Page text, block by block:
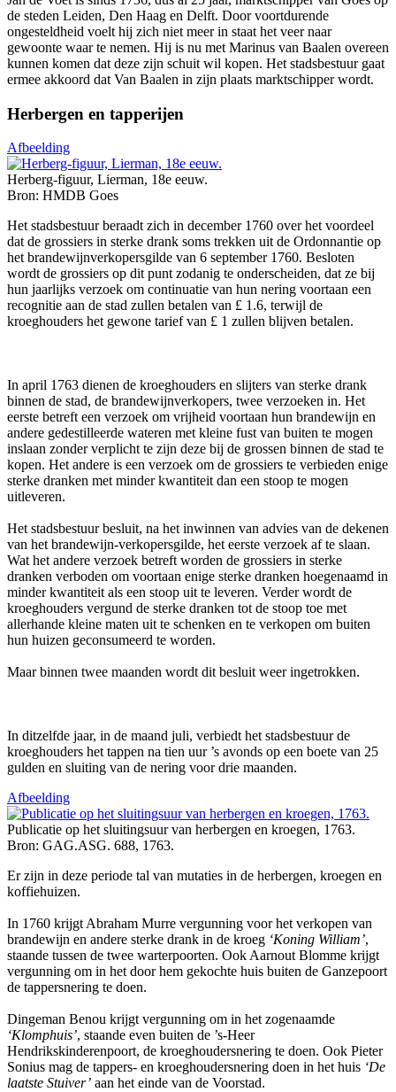
de steden Leiden, Den Haag en Delft. Door voortdurende
ongesteldheid voelt hij zich niet meer in staat het veer naar
gewoonte waar te nemen. Hij is nu met Marinus van Baalen overeen
kunnen komen dat deze zijn schuit wil kopen. Het stadsbestuur gaat
ermee akkoord dat Van Baalen in zijn plaats marktschipper wordt.
Herbergen en tapperijen
Afbeelding
Herberg-figuur, Lierman, 18e eeuw.
Bron: HMDB Goes
Het stadsbestuur beraadt zich in december 1760 over het voordeel
dat de grossiers in sterke drank soms trekken uit de Ordonnantie op
het brandewijnverkopersgilde van 6 september 1760. Besloten
wordt de grossiers op dit punt zodanig te onderscheiden, dat ze bij
hun jaarlijks verzoek om continuatie van hun nering voortaan een
recognitie aan de stad zullen betalen van £ 1.6, terwijl de
kroeghouders het gewone tarief van £ 1 zullen blijven betalen.
In april 1763 dienen de kroeghouders en slijters van sterke drank
binnen de stad, de brandewijnverkopers, twee verzoeken in. Het
eerste betreft een verzoek om vrijheid voortaan hun brandewijn en
andere gedestilleerde wateren met kleine fust van buiten te mogen
inslaan zonder verplicht te zijn deze bij de grossen binnen de stad te
kopen. Het andere is een verzoek om de grossiers te verbieden enige
sterke dranken met minder kwantiteit dan een stoop te mogen
uitleveren.
Het stadsbestuur besluit, na het inwinnen van advies van de dekenen
van het brandewijn-verkopersgilde, het eerste verzoek af te slaan.
Wat het andere verzoek betreft worden de grossiers in sterke
dranken verboden om voortaan enige sterke dranken hoegenaamd in
minder kwantiteit als een stoop uit te leveren. Verder wordt de
kroeghouders vergund de sterke dranken tot de stoop toe met
allerhande kleine maten uit te schenken en te verkopen om buiten
hun huizen geconsumeerd te worden.
Maar binnen twee maanden wordt dit besluit weer ingetrokken.
In ditzelfde jaar, in de maand juli, verbiedt het stadsbestuur de
kroeghouders het tappen na tien uur ’s avonds op een boete van 25
gulden en sluiting van de nering voor drie maanden.
Afbeelding
Publicatie op het sluitingsuur van herbergen en kroegen, 1763.
Bron: GAG.ASG. 688, 1763.
Er zijn in deze periode tal van mutaties in de herbergen, kroegen en
koffiehuizen.
In 1760 krijgt Abraham Murre vergunning voor het verkopen van
brandewijn en andere sterke drank in de kroeg ‘Koning William’,
staande tussen de twee warterpoorten. Ook Aarnout Blomme krijgt
vergunning om in het door hem gekochte huis buiten de Ganzepoort
de tappersnering te doen.
Dingeman Benou krijgt vergunning om in het zogenaamde
‘Klomphuis’, staande even buiten de ’s-Heer
Hendrikskinderenpoort, de kroeghoudersnering te doen. Ook Pieter
Sonius mag de tappers- en kroeghoudersnering doen in het huis ‘De
laatste Stuiver’ aan het einde van de Voorstad.